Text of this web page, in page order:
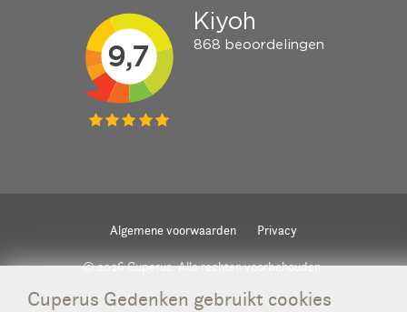
Algemene voorwaarden Privacy
© 2026 Cuperus. Alle rechten voorbehouden.
Cuperus Gedenken gebruikt cookies